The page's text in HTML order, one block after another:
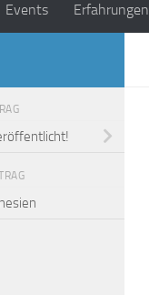
Events Erfahrungen